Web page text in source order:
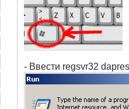
- Ввести regsvr32